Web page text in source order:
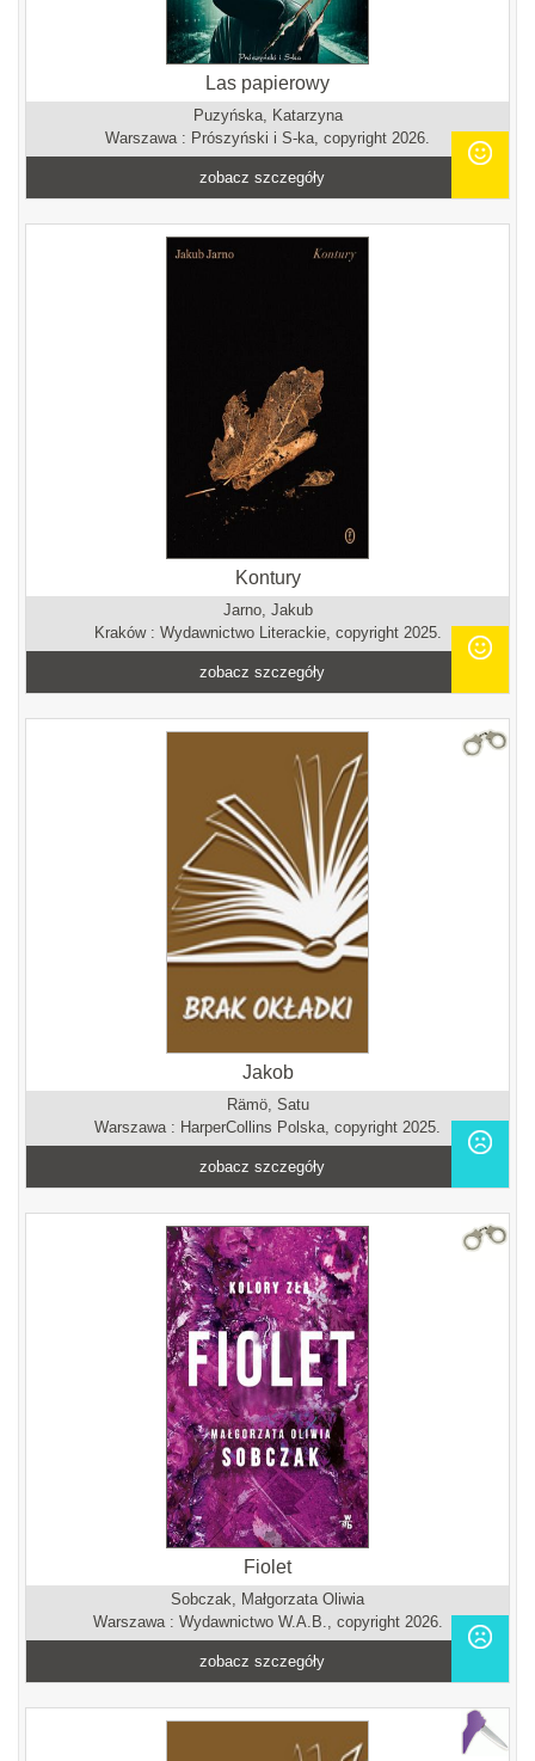
Las papierowy
Puzyńska, Katarzyna
Warszawa : Prószyński i S-ka, copyright 2026.
zobacz szczegóły
Kontury
Jarno, Jakub
Kraków : Wydawnictwo Literackie, copyright 2025.
zobacz szczegóły
Jakob
Rämö, Satu
Warszawa : HarperCollins Polska, copyright 2025.
zobacz szczegóły
Fiolet
Sobczak, Małgorzata Oliwia
Warszawa : Wydawnictwo W.A.B., copyright 2026.
zobacz szczegóły